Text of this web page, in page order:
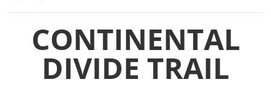
CONTINENTAL
DIVIDE TRAIL